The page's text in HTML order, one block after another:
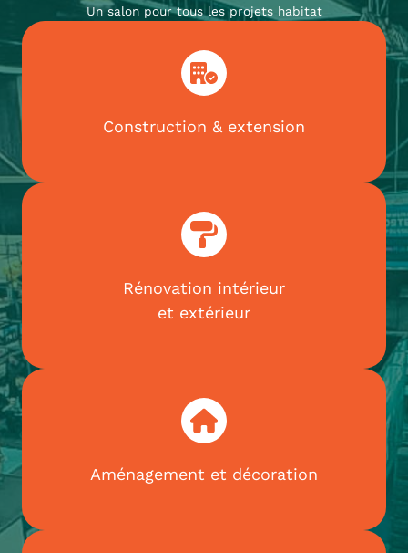
Un salon pour tous les projets habitat
Construction & extension
Rénovation intérieur
et extérieur
Aménagement et décoration